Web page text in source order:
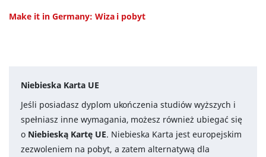
Make it in Germany: Wiza i pobyt
Niebieska Karta UE
Jeśli posiadasz dyplom ukończenia studiów wyższych i
spełniasz inne wymagania, możesz również ubiegać się
o Niebieską Kartę UE. Niebieska Karta jest europejskim
zezwoleniem na pobyt, a zatem alternatywą dla